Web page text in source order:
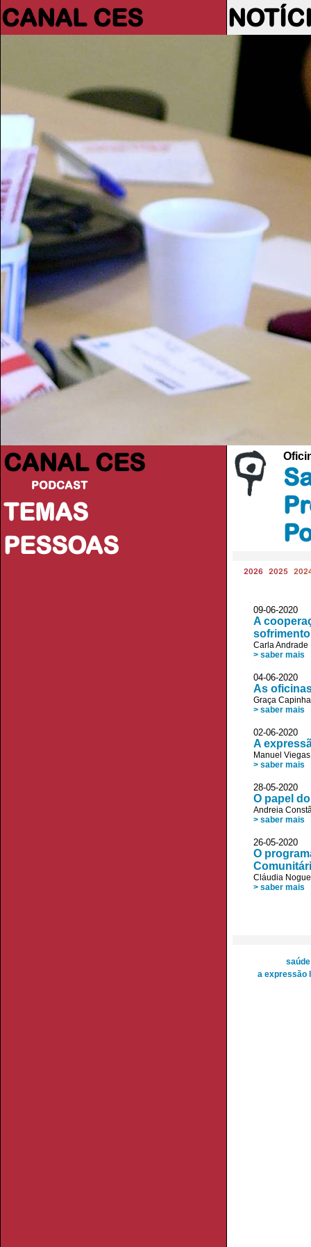
CANAL CES
CANAL CES
PODCAST
TEMAS
PESSOAS
2026 2025
09-06-
A
Carla Andrade
> saber mais
04-06-
As
Graça Capinha
> saber mais
02-06-
A
Manuel
> saber mais
28-05-
O papel
Andreia
> saber mais
26-05-
O
Cláudia
> saber mais
a expressão